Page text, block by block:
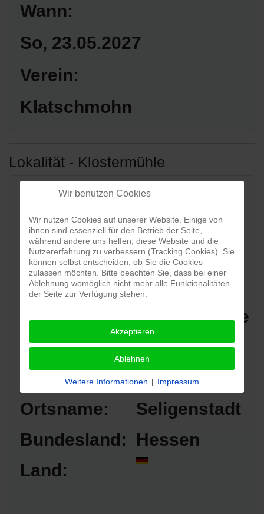
Wann:
So, 23.05.2027
Verein:
Klatschmohn
Lokalität - Klostermühle
Standort:
Klostermühle
Straße:
Klosterhof 6
Postleitzahl:
63500
Ortsname:
Seligenstadt
Bundesland:
Hessen
Land:
Wir benutzen Cookies
Wir nutzen Cookies auf unserer Website. Einige von
ihnen sind essenziell für den Betrieb der Seite,
während andere uns helfen, diese Website und die
Nutzererfahrung zu verbessern (Tracking Cookies). Sie
können selbst entscheiden, ob Sie die Cookies
zulassen möchten. Bitte beachten Sie, dass bei einer
Ablehnung womöglich nicht mehr alle Funktionalitäten
der Seite zur Verfügung stehen.
Akzeptieren
Ablehnen
Weitere Informationen | Impressum